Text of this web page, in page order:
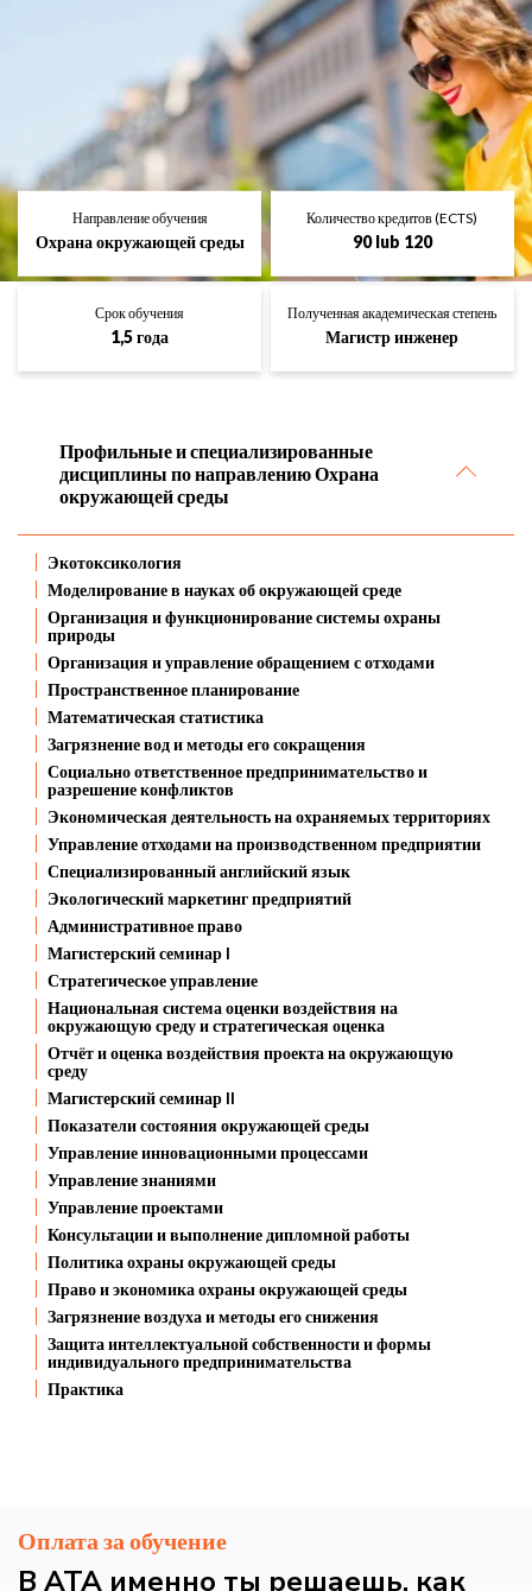
Направление обучения
Охрана окружающей среды
Количество кредитов (ECTS)
90 lub 120
Срок обучения
1,5 года
Полученная академическая степень
Магистр инженер
Профильные и специализированные
дисциплины по направлению Охрана
окружающей среды
Экотоксикология
Моделирование в науках об окружающей среде
Организация и функционирование системы охраны
природы
Организация и управление обращением с отходами
Пространственное планирование
Математическая статистика
Загрязнение вод и методы его сокращения
Социально ответственное предпринимательство и
разрешение конфликтов
Экономическая деятельность на охраняемых территориях
Управление отходами на производственном предприятии
Специализированный английский язык
Экологический маркетинг предприятий
Административное право
Магистерский семинар I
Стратегическое управление
Национальная система оценки воздействия на
окружающую среду и стратегическая оценка
Отчёт и оценка воздействия проекта на окружающую
среду
Магистерский семинар II
Показатели состояния окружающей среды
Управление инновационными процессами
Управление знаниями
Управление проектами
Консультации и выполнение дипломной работы
Политика охраны окружающей среды
Право и экономика охраны окружающей среды
Загрязнение воздуха и методы его снижения
Защита интеллектуальной собственности и формы
индивидуального предпринимательства
Практика
Оплата за обучение
В АТА именно ты решаешь, как